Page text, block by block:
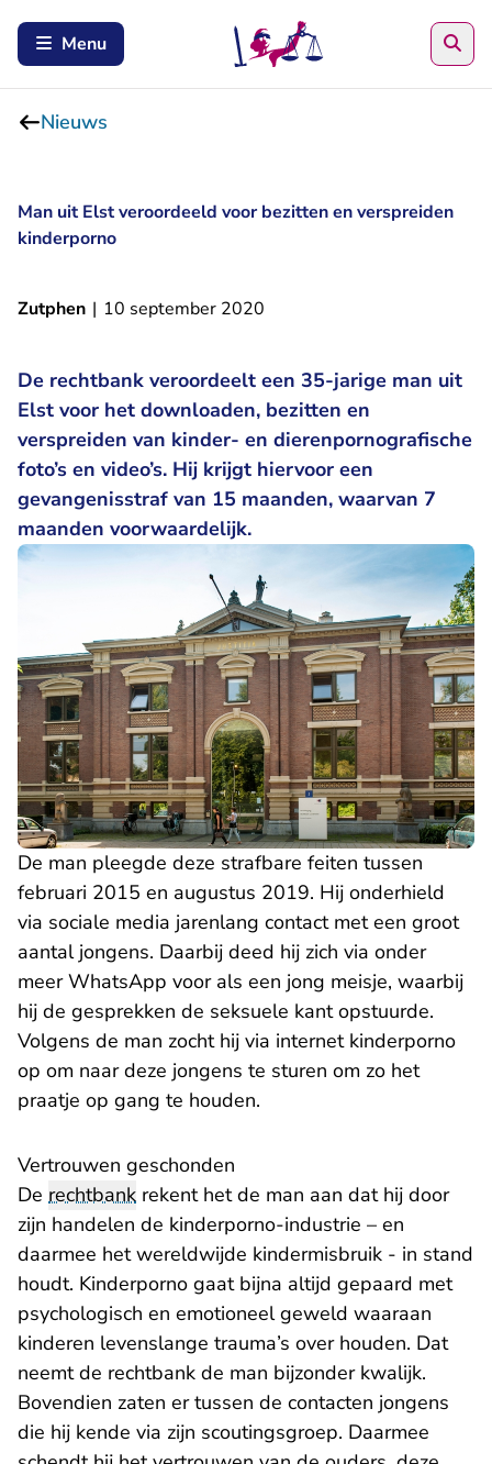
Menu
Nieuws
Man uit Elst veroordeeld voor bezitten en verspreiden
kinderporno
Zutphen | 10 september 2020
De rechtbank veroordeelt een 35-jarige man uit
Elst voor het downloaden, bezitten en
verspreiden van kinder- en dierenpornografische
foto’s en video’s. Hij krijgt hiervoor een
gevangenisstraf van 15 maanden, waarvan 7
maanden voorwaardelijk.
De man pleegde deze strafbare feiten tussen
februari 2015 en augustus 2019. Hij onderhield
via sociale media jarenlang contact met een groot
aantal jongens. Daarbij deed hij zich via onder
meer WhatsApp voor als een jong meisje, waarbij
hij de gesprekken de seksuele kant opstuurde.
Volgens de man zocht hij via internet kinderporno
op om naar deze jongens te sturen om zo het
praatje op gang te houden.
Vertrouwen geschonden
De rechtbank rekent het de man aan dat hij door
zijn handelen de kinderporno-industrie – en
daarmee het wereldwijde kindermisbruik - in stand
houdt. Kinderporno gaat bijna altijd gepaard met
psychologisch en emotioneel geweld waaraan
kinderen levenslange trauma’s over houden. Dat
neemt de rechtbank de man bijzonder kwalijk.
Bovendien zaten er tussen de contacten jongens
die hij kende via zijn scoutingsgroep. Daarmee